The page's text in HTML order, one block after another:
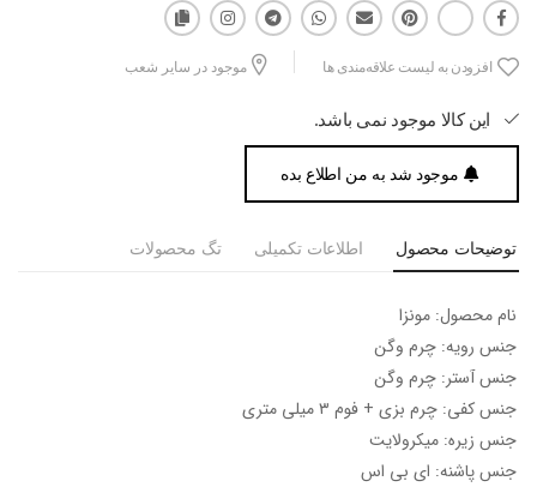
افزودن به لیست علاقه‌مندی ها موجود در سایر شعب
این کالا موجود نمی باشد.
موجود شد به من اطلاع بده
توضیحات محصول اطلاعات تکمیلی تگ محصولات
نام محصول: مونزا
جنس رویه: چرم وگن
جنس آستر: چرم وگن
جنس کفی: چرم بزی + فوم ۳ میلی متری
جنس زیره: میکرولایت
جنس پاشنه: ای بی اس